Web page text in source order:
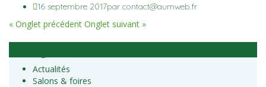
16 septembre 2017par contact@aumweb.fr
Navigation
de
l’article
« Onglet précédent Onglet suivant »
Actualités
Salons & foires